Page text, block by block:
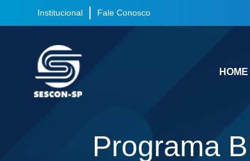
Institucional Fale Conosco
HOME
Programa